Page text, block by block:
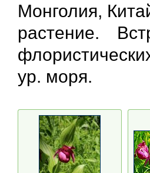
Монголия,
растение.
ур. моря.